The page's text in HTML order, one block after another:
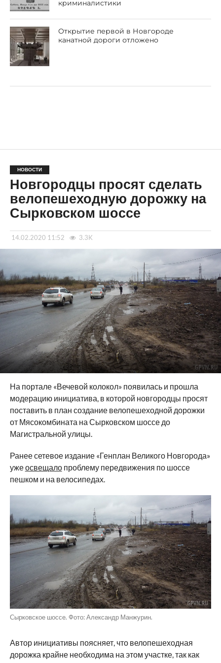
криминалистики
Открытие первой в Новгороде
канатной дороги отложено
НОВОСТИ
Новгородцы просят сделать
велопешеходную дорожку на
Сырковском шоссе
14.02.2020 11:52 3.3K
На портале «Вечевой колокол» появилась и прошла
модерацию инициатива, в которой новгородцы просят
поставить в план создание велопешеходной дорожки
от Мясокомбината на Сырковском шоссе до
Магистральной улицы.
Ранее сетевое издание «Генплан Великого Новгорода»
ужеосвещалопроблему передвижения по шоссе
пешком и на велосипедах.
Сырковское шоссе. Фото: Александр Манжурин.
Автор инициативы поясняет, что велопешеходная
дорожка крайне необходима на этом участке, так как